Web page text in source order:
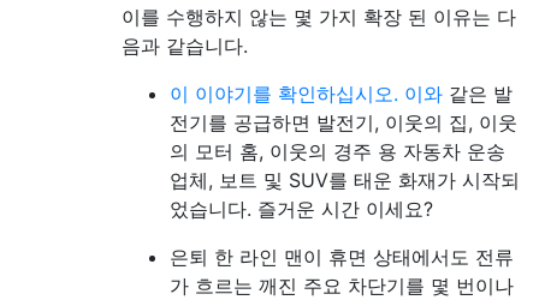
이를 수행하지 않는 몇 가지 확장 된 이유는 다
음과 같습니다.
이 이야기를 확인하십시오. 이와 같은 발
전기를 공급하면 발전기, 이웃의 집, 이웃
의 모터 홈, 이웃의 경주 용 자동차 운송
업체, 보트 및 SUV를 태운 화재가 시작되
었습니다. 즐거운 시간 이세요?
은퇴 한 라인 맨이 휴면 상태에서도 전류
가 흐르는 깨진 주요 차단기를 몇 번이나